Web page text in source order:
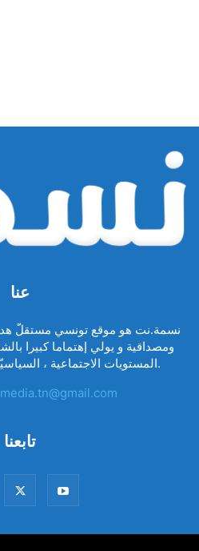
عنا
نسمة.نت هو موقع تونسي مستقلّ هدفه
ومصداقية و يولي إهتماما كبيرا
المستويات الاجتماعية ، السياسيّة ، الاقتصادية و الرياضية.
تابعنا